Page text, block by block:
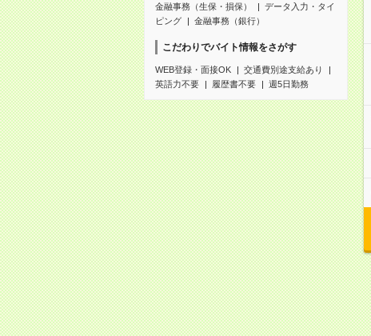
金融事務（生保・損保）
データ入力・タイ
ピング
金融事務（銀行）
こだわりでバイト情報をさがす
WEB登録・面接OK
交通費別途支給あり
英語力不要
履歴書不要 週5日勤務